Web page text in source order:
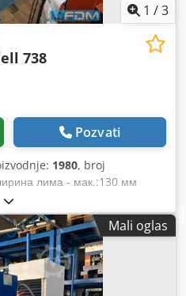
1 /3
738
Pozvati
1980, broj
лима - мак.:130 мм
40 мм: 5: 2 + 2 дебљина
лима - мак. степен,5 мм
цца. 6к0,65к1,15 м са
погоном,
радни режим за ручни и
индикатором положаја за
Mali oglas